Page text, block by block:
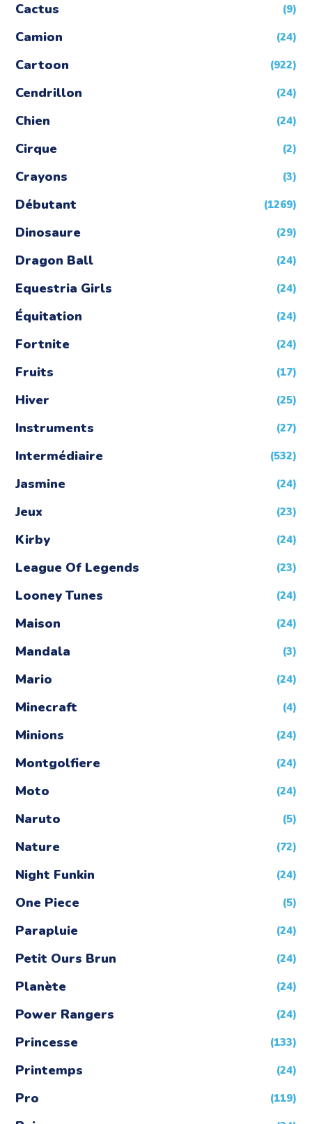
Cactus (9)
Camion (24)
Cartoon (922)
Cendrillon (24)
Chien (24)
Cirque (2)
Crayons (3)
Débutant (1269)
Dinosaure (29)
Dragon Ball (24)
Equestria Girls (24)
Équitation (24)
Fortnite (24)
Fruits (17)
Hiver (25)
Instruments (27)
Intermédiaire (532)
Jasmine (24)
Jeux (23)
Kirby (24)
League Of Legends (23)
Looney Tunes (24)
Maison (24)
Mandala (3)
Mario (24)
Minecraft (4)
Minions (24)
Montgolfiere (24)
Moto (24)
Naruto (5)
Nature (72)
Night Funkin (24)
One Piece (5)
Parapluie (24)
Petit Ours Brun (24)
Planète (24)
Power Rangers (24)
Princesse (133)
Printemps (24)
Pro (119)